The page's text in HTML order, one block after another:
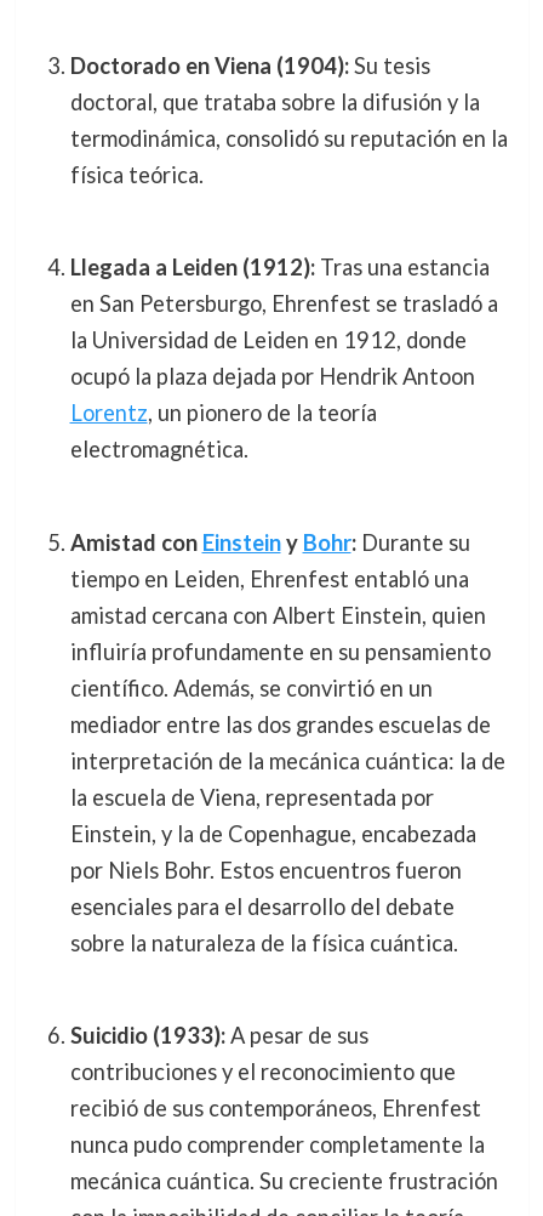
Doctorado en Viena (1904):Su tesis
doctoral, que trataba sobre la difusión y la
termodinámica, consolidó su reputación en la
física teórica.
Llegada a Leiden (1912):Tras una estancia
en San Petersburgo, Ehrenfest se trasladó a
la Universidad de Leiden en 1912, donde
ocupó la plaza dejada por Hendrik Antoon
Lorentz, un pionero de la teoría
electromagnética.
Amistad con Einsteiny Bohr:Durante su
tiempo en Leiden, Ehrenfest entabló una
amistad cercana con Albert Einstein, quien
influiría profundamente en su pensamiento
científico. Además, se convirtió en un
mediador entre las dos grandes escuelas de
interpretación de la mecánica cuántica: la de
la escuela de Viena, representada por
Einstein, y la de Copenhague, encabezada
por Niels Bohr. Estos encuentros fueron
esenciales para el desarrollo del debate
sobre la naturaleza de la física cuántica.
Suicidio (1933):A pesar de sus
contribuciones y el reconocimiento que
recibió de sus contemporáneos, Ehrenfest
nunca pudo comprender completamente la
mecánica cuántica. Su creciente frustración